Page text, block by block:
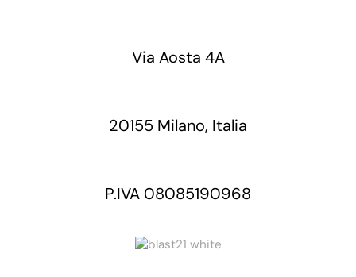
Via Aosta 4A
20155 Milano, Italia
P.IVA 08085190968